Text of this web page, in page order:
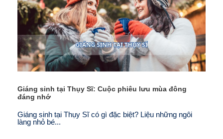
Giáng sinh tại Thụy Sĩ: Cuộc phiêu lưu mùa đông
đáng nhớ
Giáng sinh tại Thụy Sĩ có gì đặc biệt? Liệu những ngôi
làng nhỏ bé...